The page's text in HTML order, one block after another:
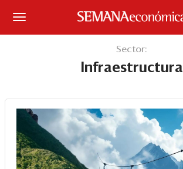
Iniciar sesión
Portada
¿Qué está pasando?
Sectores y Empresas
Sector:
Infraestructura